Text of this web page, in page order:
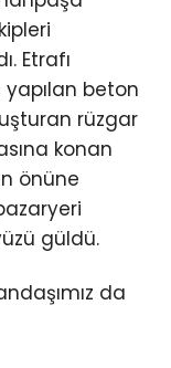
Etrafı
beton
rüzgar
konan
önüne
güldü.
da